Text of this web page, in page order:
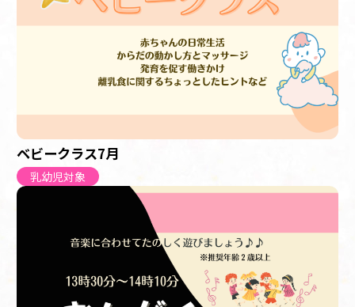
ベビークラス7月
乳幼児対象